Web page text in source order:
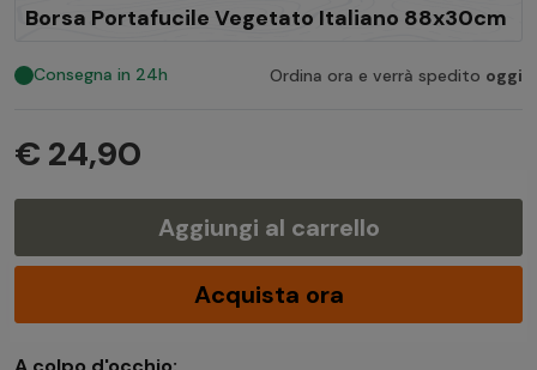
Borsa Portafucile Vegetato Italiano 88x30cm
Consegna in 24h Ordina ora e verrà spedito oggi
€ 24,90
Aggiungi al carrello
Acquista ora